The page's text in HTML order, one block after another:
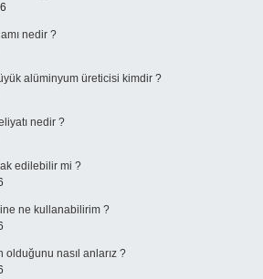
nedir ?
alüminyum üreticisi kimdir ?
nedir ?
edilebilir mi ?
ne kullanabilirim ?
olduğunu nasıl anlarız ?